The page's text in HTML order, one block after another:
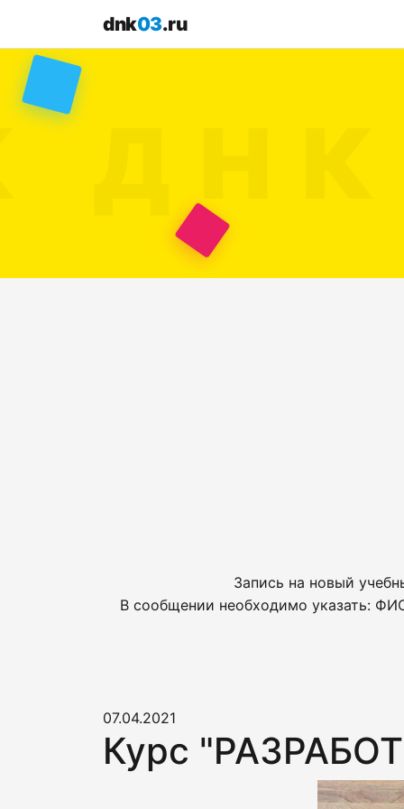
dnk03.ru
Запись на новый
В сообщении необходимо указать:
07.04.2021
Курс